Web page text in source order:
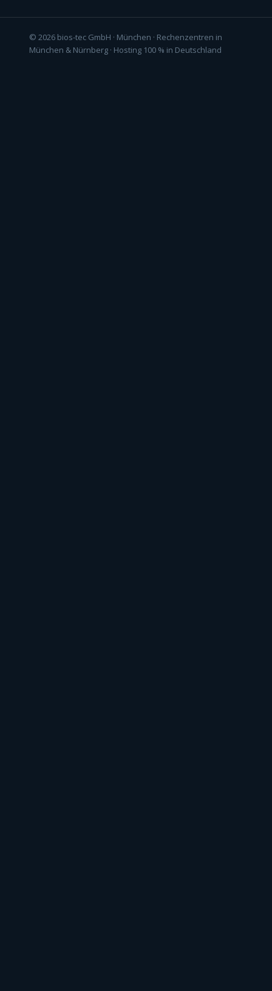
© 2026 bios-tec GmbH · München · Rechenzentren in
München & Nürnberg · Hosting 100 % in Deutschland